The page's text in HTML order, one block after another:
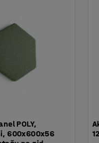
POLY,
600x600x56